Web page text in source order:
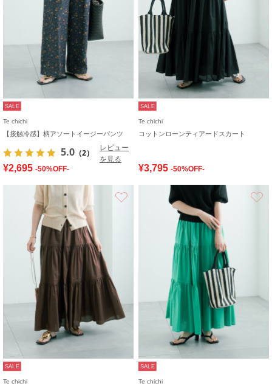
SALE
Te chichi
【接触冷感】柄アソートイージーパンツ
5.0 （2）
レビュー
を見る
¥2,695 -50%OFF-
SALE
Te chichi
コットンローンティアードスカート
¥3,795 -50%OFF-
お気に入り
SALE
Te chichi
SALE
Te chichi